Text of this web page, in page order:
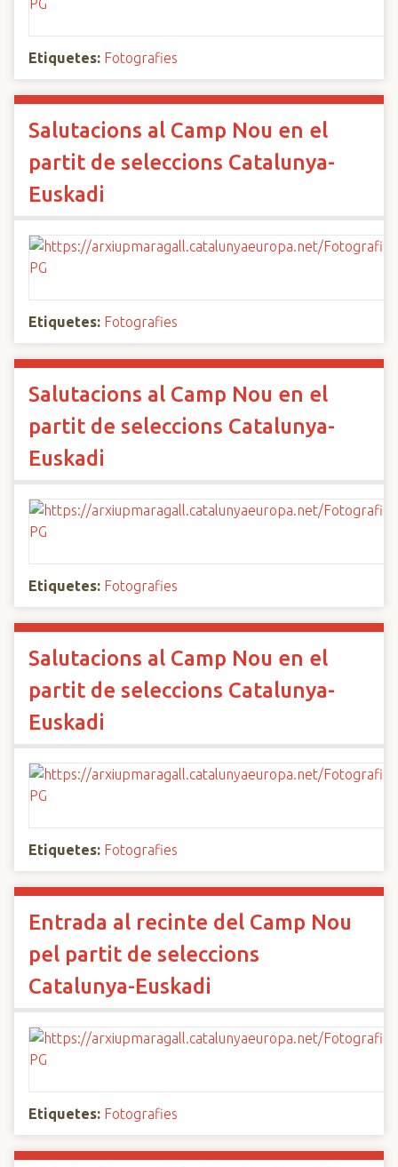
Etiquetes: Fotografies
Salutacions al Camp Nou en el
partit de seleccions Catalunya-
Euskadi
Etiquetes: Fotografies
Salutacions al Camp Nou en el
partit de seleccions Catalunya-
Euskadi
Etiquetes: Fotografies
Salutacions al Camp Nou en el
partit de seleccions Catalunya-
Euskadi
Etiquetes: Fotografies
Entrada al recinte del Camp Nou
pel partit de seleccions
Catalunya-Euskadi
Etiquetes: Fotografies